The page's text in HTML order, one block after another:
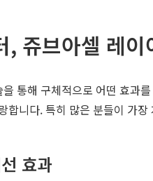
, 쥬브아셀 레
을 통해 구체적으로 어떤 효과
니다. 특히 많은 분들이 가장
효과